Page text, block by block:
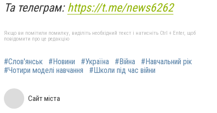
Та телеграм:https://t.me/news6262
Якщо ви помітили помилку, виділіть необхідний текст і натисніть Ctrl + Enter, щоб
повідомити про це редакцію
#Слов'янськ #Новини #Україна #Війна
#Навчальний рік
#Чотири моделі навчання
#Школи під час війни
Сайт міста